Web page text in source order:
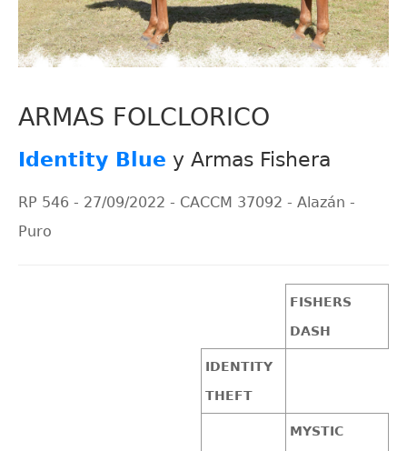
ARMAS FOLCLORICO
Identity Blue y Armas Fishera
RP 546 - 27/09/2022 - CACCM 37092 - Alazán -
Puro
FISHERS
DASH
IDENTITY
THEFT
MYSTIC